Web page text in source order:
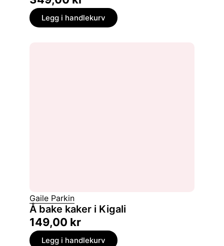
Legg i handlekurv
Gaile Parkin
Å bake kaker i Kigali
149,00 kr
Legg i handlekurv